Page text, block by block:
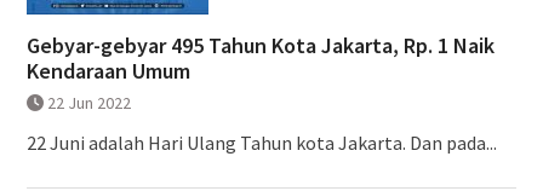
Gebyar-gebyar 495 Tahun Kota Jakarta, Rp. 1 Naik
Kendaraan Umum
22 Jun 2022
22 Juni adalah Hari Ulang Tahun kota Jakarta. Dan pada...